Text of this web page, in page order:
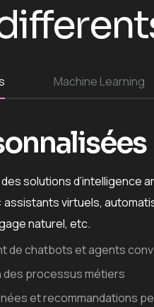
Machine Learning
solutions d’intelligence
virtuels,
naturel, etc.
de chatbots et agents
des processus métiers
et recommandations